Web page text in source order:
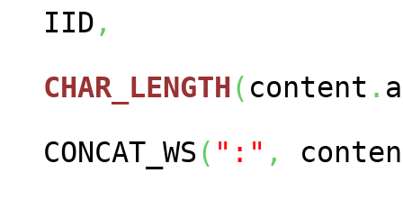
IID ,
CHAR_LENGTH( content .
CONCAT_WS( ":" ,